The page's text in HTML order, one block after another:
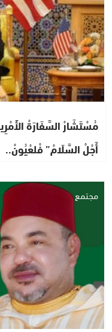
مُسْتَشَارْ السَّفَارَةْ
أَجْلْ السَّلَامْ” فْلعْيُونْ..
مجتمع